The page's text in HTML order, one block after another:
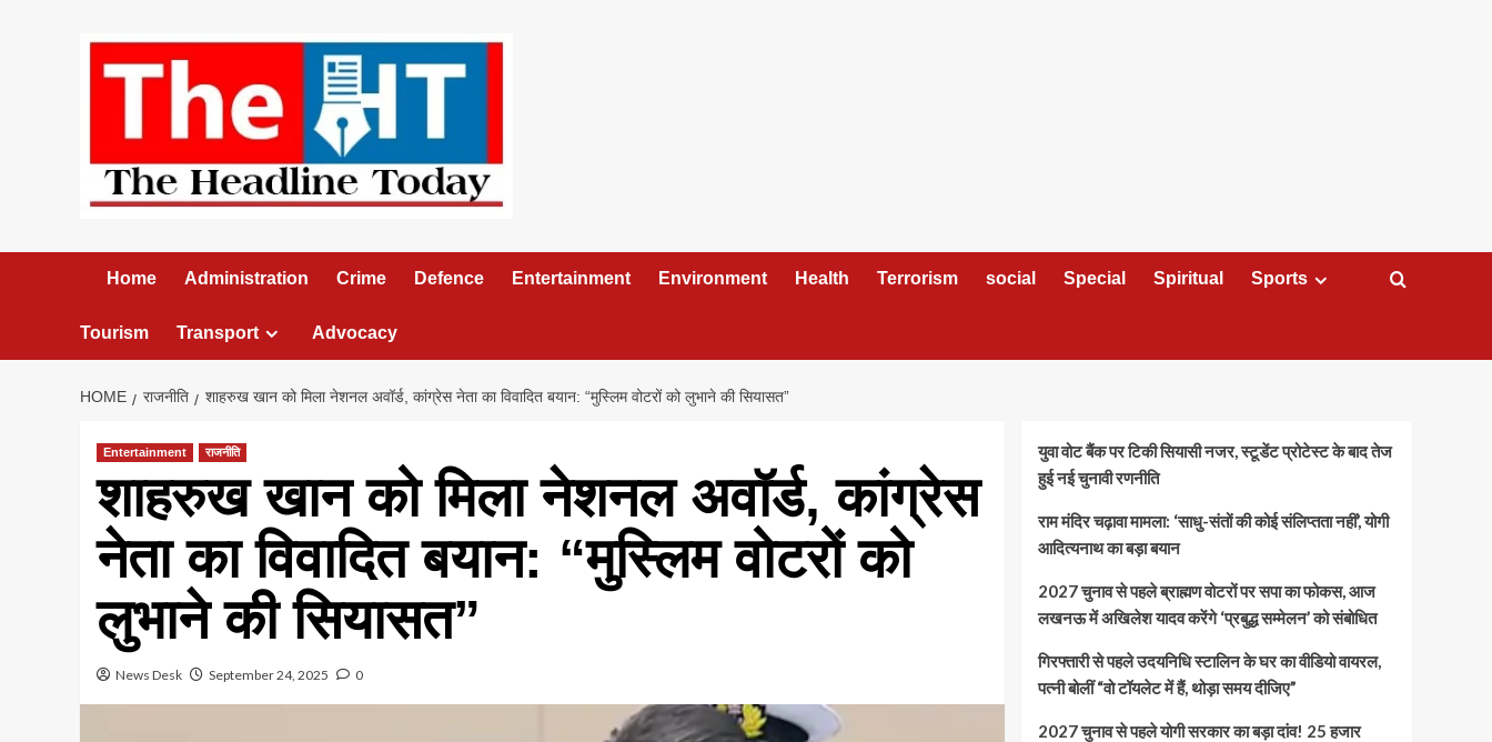
Home Administration Crime Defence Entertainment Environment Health Terrorism social Special Spiritual Sports
Tourism Transport Advocacy
HOME राजनीति शाहरुख खान को मिला नेशनल अवॉर्ड, कांग्रेस नेता का विवादित बयान: “मुस्लिम वोटरों को लुभाने की सियासत”
Entertainment राजनीति
शाहरुख खान को मिला नेशनल अवॉर्ड, कांग्रेस
नेता का विवादित बयान: “मुस्लिम वोटरों को
लुभाने की सियासत”
News Desk September 24, 2025 0
युवा वोट बैंक पर टिकी सियासी नजर, स्टूडेंट प्रोटेस्ट के बाद तेज
हुई नई चुनावी रणनीति
राम मंदिर चढ़ावा मामला: ‘साधु-संतों की कोई संलिप्तता नहीं’, योगी
आदित्यनाथ का बड़ा बयान
2027 चुनाव से पहले ब्राह्मण वोटरों पर सपा का फोकस, आज
लखनऊ में अखिलेश यादव करेंगे ‘प्रबुद्ध सम्मेलन’ को संबोधित
गिरफ्तारी से पहले उदयनिधि स्टालिन के घर का वीडियो वायरल,
पत्नी बोलीं “वो टॉयलेट में हैं, थोड़ा समय दीजिए”
2027 चुनाव से पहले योगी सरकार का बड़ा दांव! 25 हजार